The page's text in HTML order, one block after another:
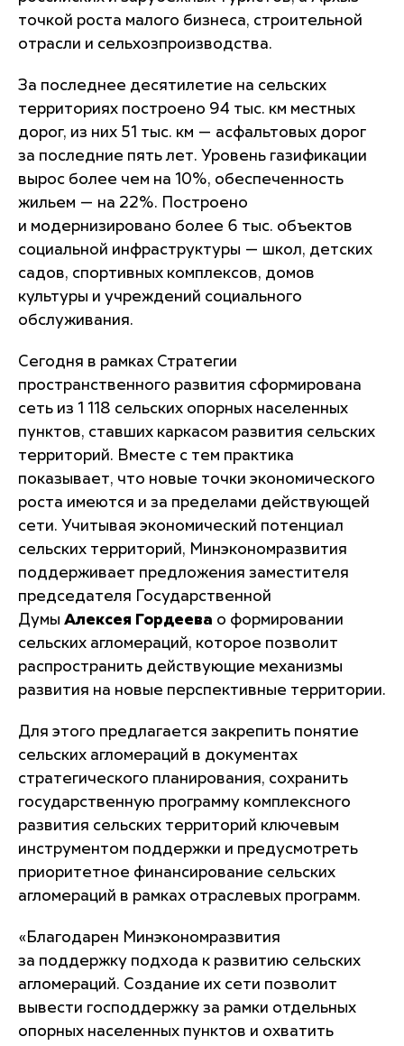
точкой роста малого бизнеса, строительной
отрасли и сельхозпроизводства.
За последнее десятилетие на сельских
территориях построено 94 тыс. км местных
дорог, из них 51 тыс. км — асфальтовых дорог
за последние пять лет. Уровень газификации
вырос более чем на 10%, обеспеченность
жильем — на 22%. Построено
и модернизировано более 6 тыс. объектов
социальной инфраструктуры — школ, детских
садов, спортивных комплексов, домов
культуры и учреждений социального
обслуживания.
Сегодня в рамках Стратегии
пространственного развития сформирована
сеть из 1 118 сельских опорных населенных
пунктов, ставших каркасом развития сельских
территорий. Вместе с тем практика
показывает, что новые точки экономического
роста имеются и за пределами действующей
сети. Учитывая экономический потенциал
сельских территорий, Минэкономразвития
поддерживает предложения заместителя
председателя Государственной
Думы Алексея Гордеева о формировании
сельских агломераций, которое позволит
распространить действующие механизмы
развития на новые перспективные территории.
Для этого предлагается закрепить понятие
сельских агломераций в документах
стратегического планирования, сохранить
государственную программу комплексного
развития сельских территорий ключевым
инструментом поддержки и предусмотреть
приоритетное финансирование сельских
агломераций в рамках отраслевых программ.
«Благодарен Минэкономразвития
за поддержку подхода к развитию сельских
агломераций. Создание их сети позволит
вывести господдержку за рамки отдельных
опорных населенных пунктов и охватить